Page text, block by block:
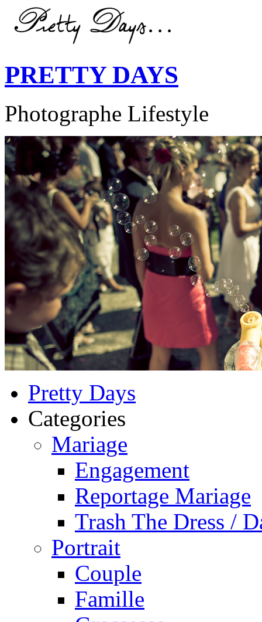
PRETTY DAYS
Photographe Lifestyle
Pretty Days
Categories
Mariage
Engagement
Reportage Mariage
Trash The Dress /
Portrait
Couple
Famille